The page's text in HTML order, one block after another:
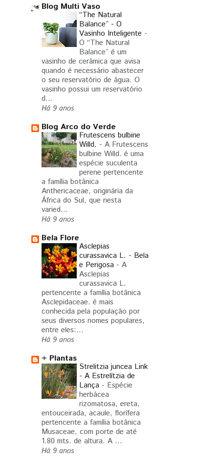
Blog Multi Vaso
“The Natural
Balance” - O
Vasinho Inteligente -
O “The Natural
Balance” é um
vasinho de cerâmica que avisa
quando é necessário abastecer
o seu reservatório de água. O
vasinho possui um reservatório
d...
Há 9 anos
Blog Arco do Verde
Frutescens bulbine
Willd. - A Frutescens
bulbine Willd. é uma
espécie suculenta
perene pertencente
a família botânica
Anthericaceae, originária da
África do Sul, que nesta
varied...
Há 9 anos
Bela Flore
Asclepias
curassavica L. - Bela
e Perigosa - A
Asclepias
curassavica L.
pertencente a família botânica
Asclepidaceae. é mais
conhecida pela população por
seus diversos nomes populares,
entre eles:...
Há 9 anos
+ Plantas
Strelitzia juncea Link
- A Estrelítzia de
Lança - Espécie
herbácea
rizomatosa, ereta,
entouceirada, acaule, florífera
pertencente a família botânica
Musaceae, com porte de até
1.80 mts. de altura. A ...
Há 9 anos